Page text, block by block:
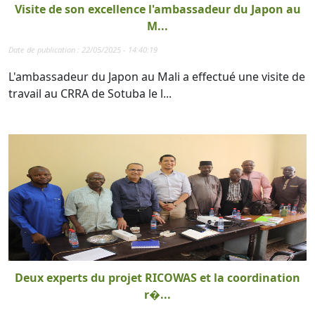
Visite de son excellence l'ambassadeur du Japon au
M...
Date de publication : 22/05/2025 - 14:40:19
L'ambassadeur du Japon au Mali a effectué une visite de
travail au CRRA de Sotuba le l...
Deux experts du projet RICOWAS et la coordination
r�...